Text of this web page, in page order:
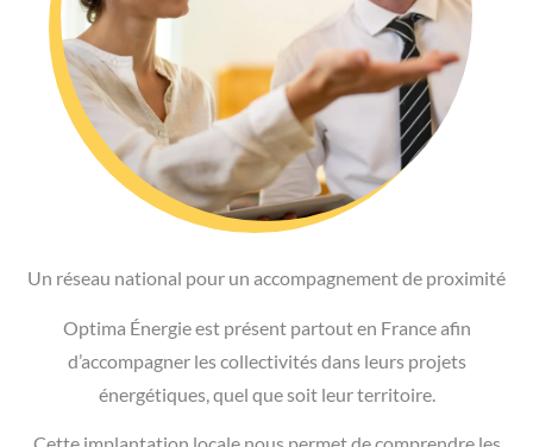
Un réseau national pour un accompagnement de proximité
Optima Énergie est présent partout en France afin
d’accompagner les collectivités dans leurs projets
énergétiques, quel que soit leur territoire.